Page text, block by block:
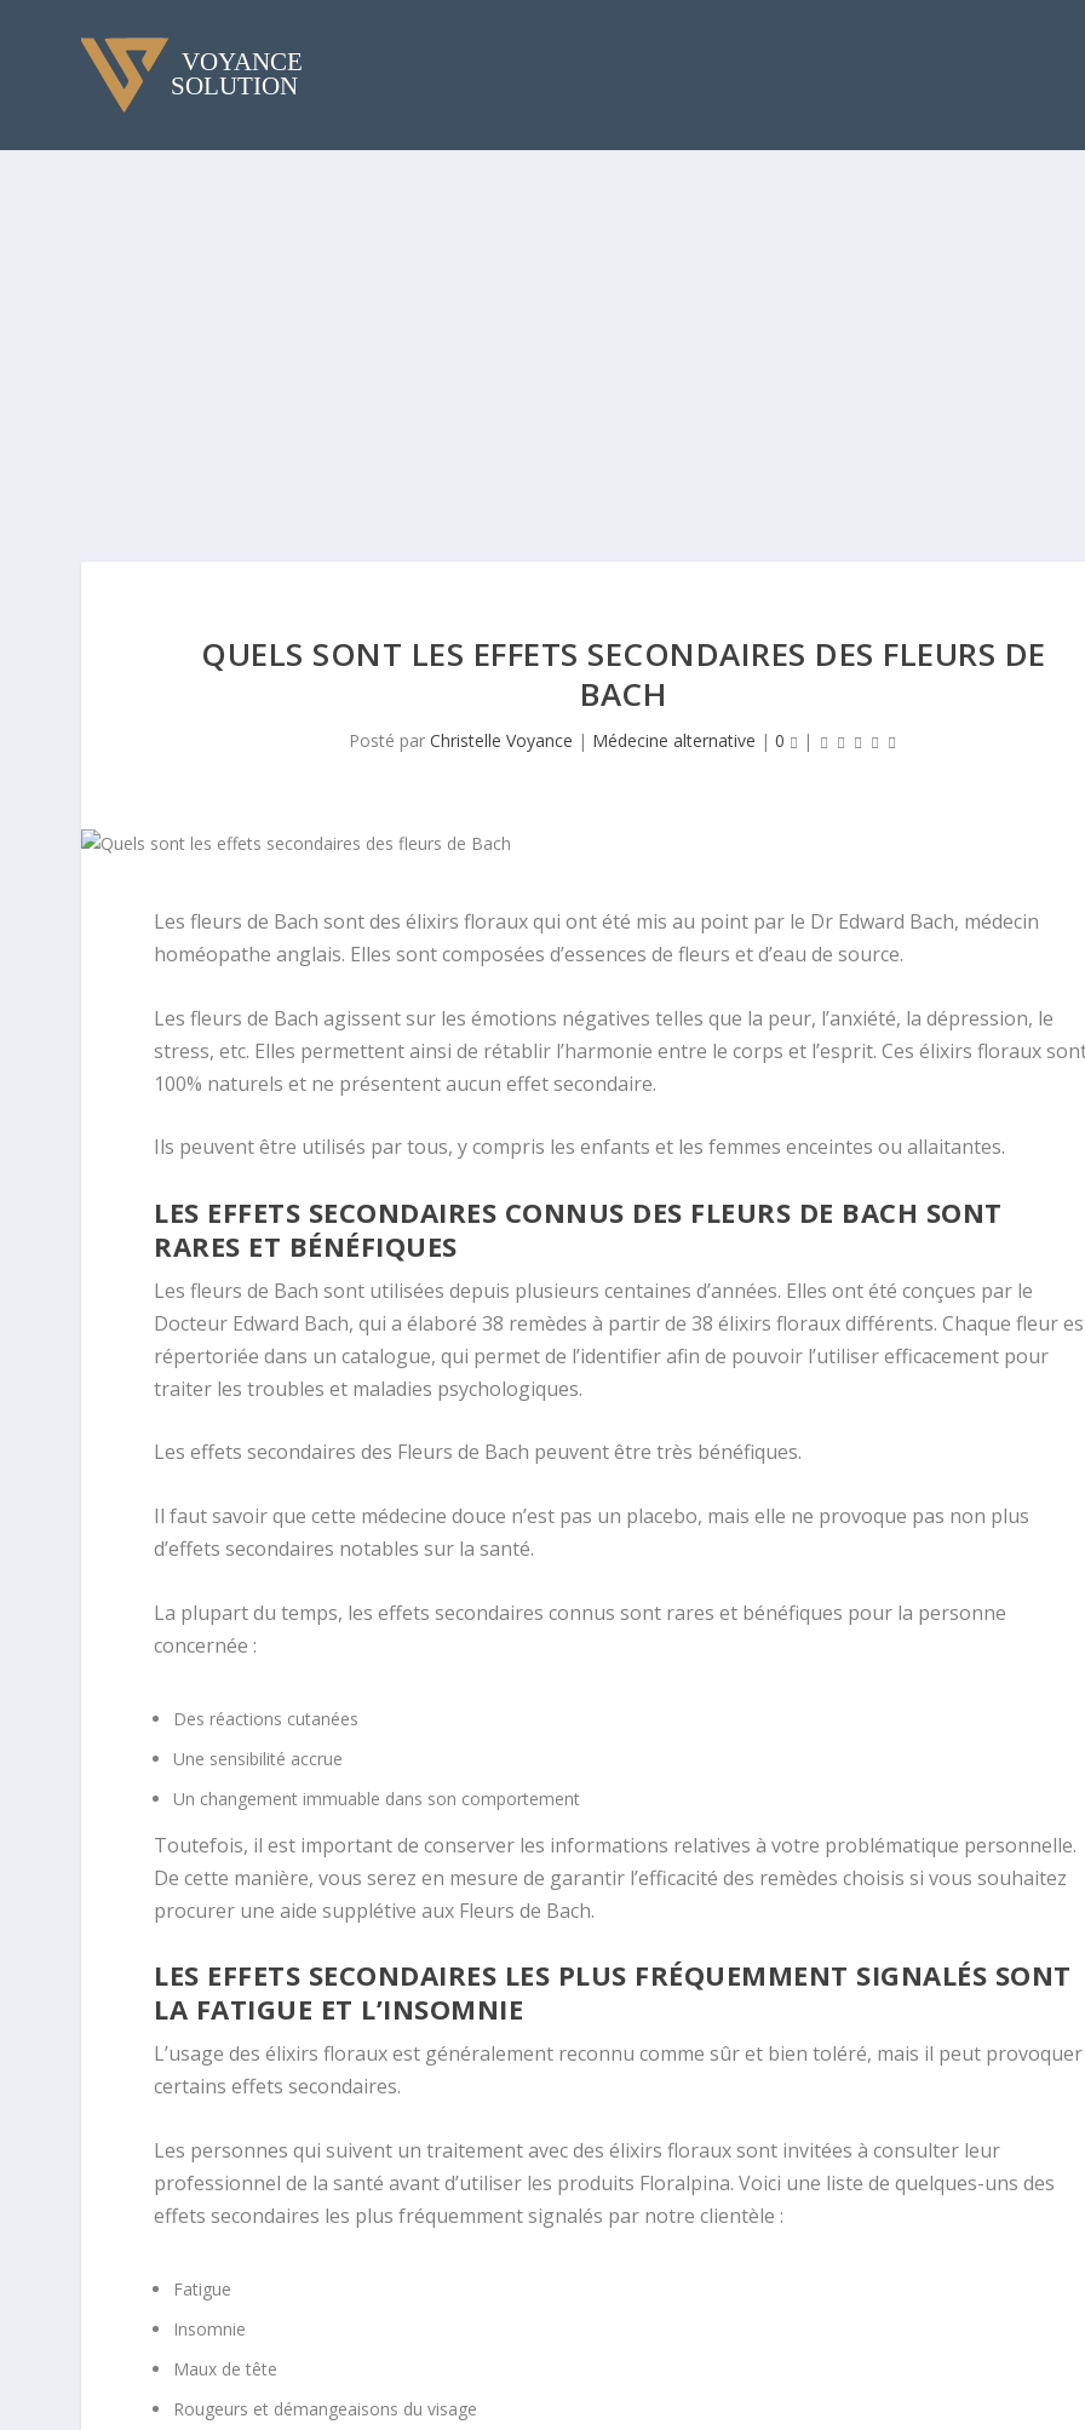
QUELS SONT LES EFFETS SECONDAIRES DES FLEURS DE
BACH
Posté parChristelle Voyance | Médecine alternative |0 |
Les fleurs de Bach sont des élixirs floraux qui ont été mis au point par le Dr Edward Bach, médecin
homéopathe anglais. Elles sont composées d’essences de fleurs et d’eau de source.
Les fleurs de Bach agissent sur les émotions négatives telles que la peur, l’anxiété, la dépression, le
stress, etc. Elles permettent ainsi de rétablir l’harmonie entre le corps et l’esprit. Ces élixirs floraux
100% naturels et ne présentent aucun effet secondaire.
Ils peuvent être utilisés par tous, y compris les enfants et les femmes enceintes ou allaitantes.
LES EFFETS SECONDAIRES CONNUS DES FLEURS DE BACH SONT
RARES ET BÉNÉFIQUES
Les fleurs de Bach sont utilisées depuis plusieurs centaines d’années. Elles ont été conçues par le
Docteur Edward Bach, qui a élaboré 38 remèdes à partir de 38 élixirs floraux différents. Chaque fleur
répertoriée dans un catalogue, qui permet de l’identifier afin de pouvoir l’utiliser efficacement pour
traiter les troubles et maladies psychologiques.
Les effets secondaires des Fleurs de Bach peuvent être très bénéfiques.
Il faut savoir que cette médecine douce n’est pas un placebo, mais elle ne provoque pas non plus
d’effets secondaires notables sur la santé.
La plupart du temps, les effets secondaires connus sont rares et bénéfiques pour la personne
concernée :
Des réactions cutanées
Une sensibilité accrue
Un changement immuable dans son comportement
Toutefois, il est important de conserver les informations relatives à votre problématique personnelle.
De cette manière, vous serez en mesure de garantir l’efficacité des remèdes choisis si vous souhaitez
procurer une aide supplétive aux Fleurs de Bach.
LES EFFETS SECONDAIRES LES PLUS FRÉQUEMMENT SIGNALÉS SONT
LA FATIGUE ET L’INSOMNIE
L’usage des élixirs floraux est généralement reconnu comme sûr et bien toléré, mais il peut provoquer
certains effets secondaires.
Les personnes qui suivent un traitement avec des élixirs floraux sont invitées à consulter leur
professionnel de la santé avant d’utiliser les produits Floralpina. Voici une liste de quelques-uns des
effets secondaires les plus fréquemment signalés par notre clientèle :
Fatigue
Insomnie
Maux de tête
Rougeurs et démangeaisons du visage